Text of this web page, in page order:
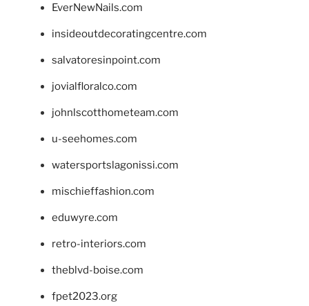
EverNewNails.com
insideoutdecoratingcentre.com
salvatoresinpoint.com
jovialfloralco.com
johnlscotthometeam.com
u-seehomes.com
watersportslagonissi.com
mischieffashion.com
eduwyre.com
retro-interiors.com
theblvd-boise.com
fpet2023.org